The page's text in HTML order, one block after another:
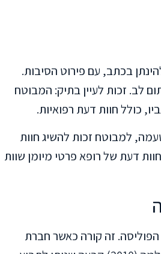
בכתב, עם פירוט הסיבות.
לב. זכות לעיין בתיק: המבוטח
כולל חוות דעת רפואיות.
למבוטח זכות להשיג חוות
דעת של רופא פרטי מיומן שוות
זה קורה כאשר חברת